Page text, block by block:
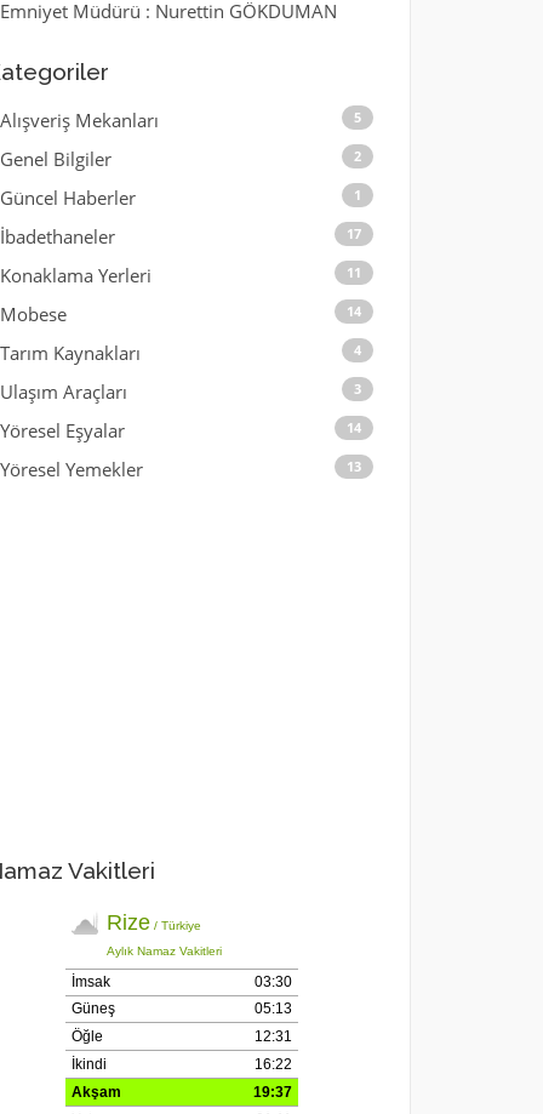
Müdürü : Nurettin GÖKDUMAN
Alışveriş Mekanları 5
Genel Bilgiler 2
Güncel Haberler 1
İbadethaneler 17
Konaklama Yerleri 11
Mobese 14
Tarım Kaynakları 4
Ulaşım Araçları 3
Yöresel Eşyalar 14
Yöresel Yemekler 13
Vakitleri